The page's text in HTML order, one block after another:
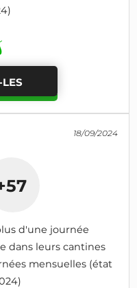
18/09/2024
d'une journée
dans leurs cantines
mensuelles (état